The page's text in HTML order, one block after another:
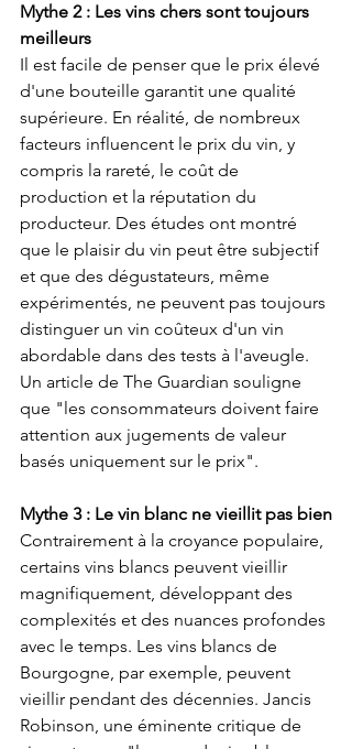
Mythe 2 : Les vins chers sont toujours
meilleurs
Il est facile de penser que le prix élevé
d'une bouteille garantit une qualité
supérieure. En réalité, de nombreux
facteurs influencent le prix du vin, y
compris la rareté, le coût de
production et la réputation du
producteur. Des études ont montré
que le plaisir du vin peut être subjectif
et que des dégustateurs, même
expérimentés, ne peuvent pas toujours
distinguer un vin coûteux d'un vin
abordable dans des tests à l'aveugle.
Un article de The Guardian souligne
que "les consommateurs doivent faire
attention aux jugements de valeur
basés uniquement sur le prix".
Mythe 3 : Le vin blanc ne vieillit pas bien
Contrairement à la croyance populaire,
certains vins blancs peuvent vieillir
magnifiquement, développant des
complexités et des nuances profondes
avec le temps. Les vins blancs de
Bourgogne, par exemple, peuvent
vieillir pendant des décennies. Jancis
Robinson, une éminente critique de